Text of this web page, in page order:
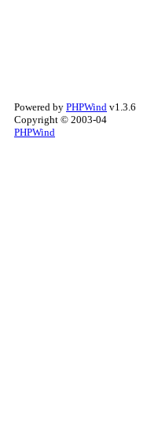
Powered by PHPWind v1.3.6
Copyright © 2003-04
PHPWind